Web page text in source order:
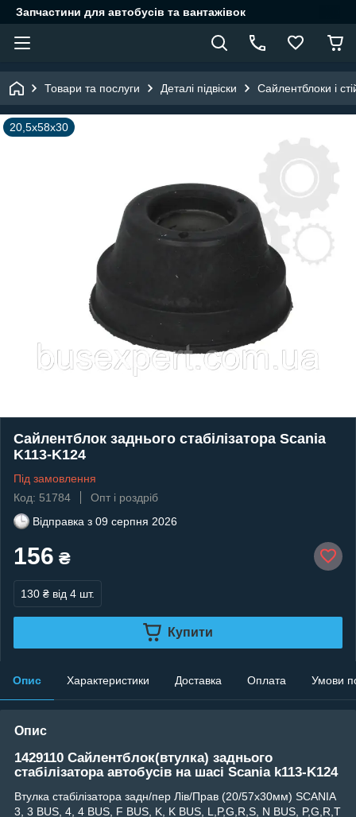
Запчастини для автобусів та вантажівок
Товари та послуги Деталі підвіски Сайлентблоки і
20,5x58x30
Сайлентблок заднього стабілізатора Scania
K113-K124
Під замовлення
Код: 51784
Опт і роздріб
Відправка з 09 серпня 2026
156 ₴
130 ₴ від 4 шт.
Купити
Опис Характеристики Доставка Оплата Умови
Опис
1429110 Сайлентблок(втулка) заднього
стабілізатора автобусів на шасі Scania k113-K124
Втулка стабілізатора задн/пер Лів/Прав (20/57х30мм) SCANIA
3, 3 BUS, 4, 4 BUS, F BUS, K, K BUS, L,P,G,R,S, N BUS, P,G,R,T